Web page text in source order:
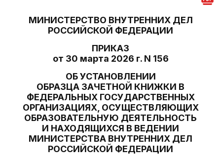
МИНИСТЕРСТВО ВНУТРЕННИХ ДЕЛ
РОССИЙСКОЙ ФЕДЕРАЦИИ
ПРИКАЗ
от 30 марта 2026 г. N 156
ОБ УСТАНОВЛЕНИИ
ОБРАЗЦА ЗАЧЕТНОЙ КНИЖКИ В
ФЕДЕРАЛЬНЫХ ГОСУДАРСТВЕННЫХ
ОРГАНИЗАЦИЯХ, ОСУЩЕСТВЛЯЮЩИХ
ОБРАЗОВАТЕЛЬНУЮ ДЕЯТЕЛЬНОСТЬ
И НАХОДЯЩИХСЯ В ВЕДЕНИИ
МИНИСТЕРСТВА ВНУТРЕННИХ ДЕЛ
РОССИЙСКОЙ ФЕДЕРАЦИИ